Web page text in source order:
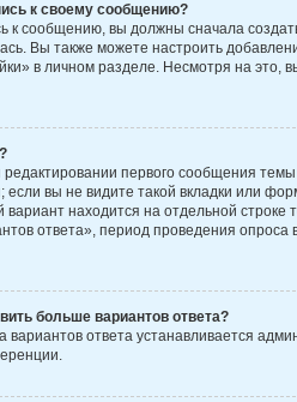
к своему сообщению?
к сообщению, вы должны сначала
Вы также можете настроить
в личном разделе. Несмотря на
первого сообщения
если вы не видите такой вкладки или
находится на отдельной строке
ответа», период проведения опроса
больше вариантов ответа?
вариантов ответа устанавливается